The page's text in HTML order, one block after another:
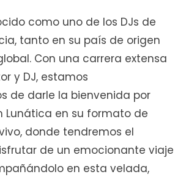
como uno de los DJs de
tanto en su país de origen
Con una carrera extensa
y DJ, estamos
de darle la bienvenida por
Lunática en su formato de
donde tendremos el
de un emocionante viaje
en esta velada,